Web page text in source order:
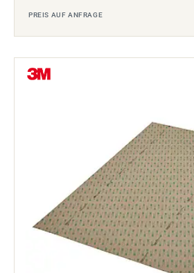
PREIS AUF ANFRAGE